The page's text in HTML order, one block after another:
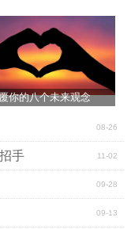
你的八个未来观念
08-26
11-02
手
09-28
09-13